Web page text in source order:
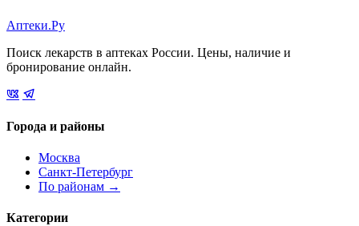
Аптеки.Ру
Поиск лекарств в аптеках России. Цены, наличие и
бронирование онлайн.
Города и районы
Москва
Санкт-Петербург
По районам →
Категории